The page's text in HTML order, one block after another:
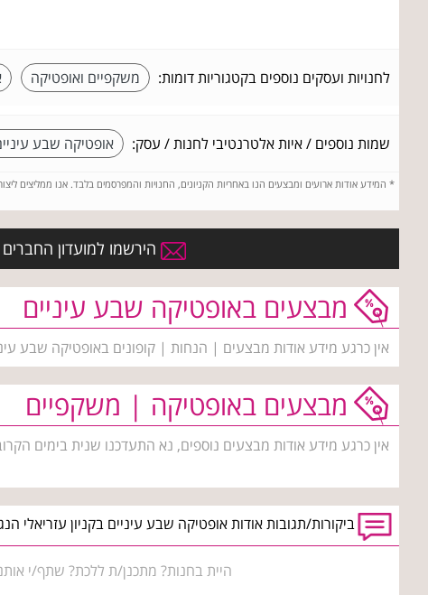
לחנויות ועסקים נוספים בקטגוריות דומות: משקפיים ואופטיקה
שמות נוספים / איות אלטרנטיבי לחנות / עסק: אופטיקה שבע
* המידע אודות ארועים ומבצעים הנו באחריות הקניונים, החנויות והמפרסמים בלבד. אנו ממליצים
הירשמו למועדון
מבצעים באופטיקה שבע עיניים
אין כרגע מידע אודות מבצעים | הנחות | קופונים באופטיקה שבע
מבצעים באופטיקה | משקפיים
אין כרגע מידע אודות מבצעים נוספים, נא התעדכנו שנית בימים
ביקורות/תגובות אודות אופטיקה שבע עיניים בקניון עזריאלי
היית בחנות? מתכנן/ת ללכת? שתף/י